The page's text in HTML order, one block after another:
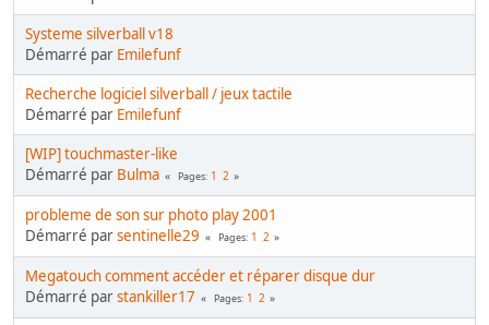
Systeme silverball v18
Démarré par Emilefunf
Recherche logiciel silverball / jeux tactile
Démarré par Emilefunf
[WIP] touchmaster-like
Démarré par Bulma Pages 1 2
probleme de son sur photo play 2001
Démarré parsentinelle29 Pages 1 2
Megatouch comment accéder et réparer disque dur
Démarré parstankiller17 Pages 1 2